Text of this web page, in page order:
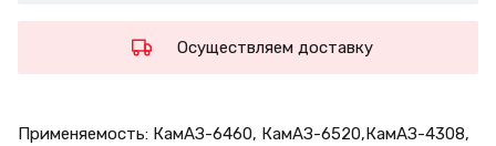
Осуществляем доставку
Применяемость: КамАЗ-6460, КамАЗ-6520,КамАЗ-4308,